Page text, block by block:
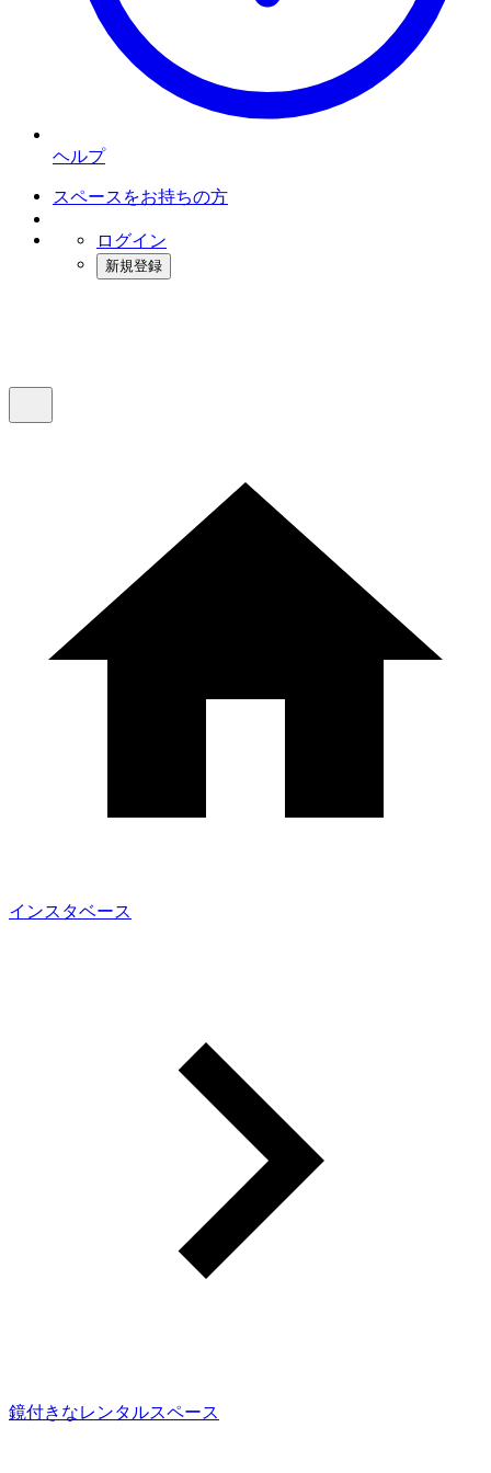
ヘルプ
スペースをお持ちの方
ログイン
新規登録
インスタベース
鏡付きなレンタルスペース